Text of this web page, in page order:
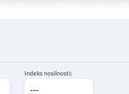
Indeks nosilnosti: